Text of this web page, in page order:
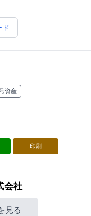
資産
印刷
会社
見る